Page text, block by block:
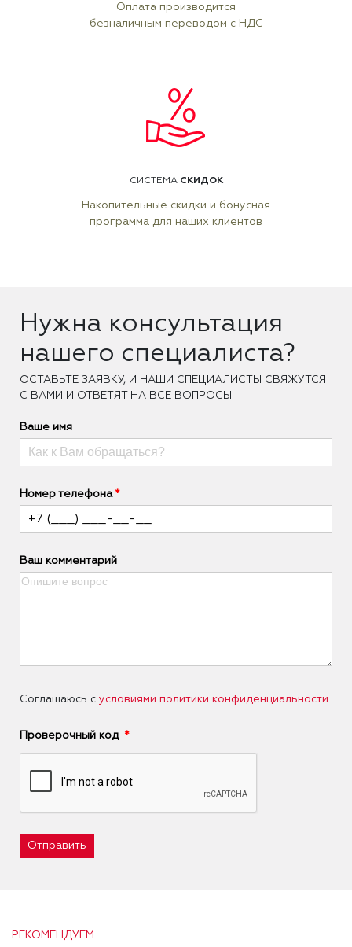
Оплата производится
безналичным переводом с НДС
СИСТЕМА СКИДОК
Накопительные скидки и бонусная
программа для наших клиентов
Нужна консультация
нашего специалиста?
ОCТАВЬТЕ ЗАЯВКУ, И НАШИ СПЕЦИАЛИСТЫ СВЯЖУТСЯ
С ВАМИ И ОТВЕТЯТ НА ВСЕ ВОПРОСЫ
Ваше имя
Номер телефона
Ваш комментарий
Соглашаюсь с условиями политики конфиденциальности
Проверочный код
Отправить
РЕКОМЕНДУЕМ